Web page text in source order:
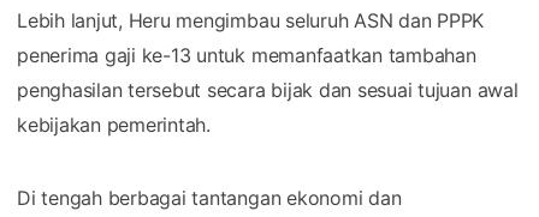
Lebih lanjut, Heru mengimbau seluruh ASN dan PPPK
penerima gaji ke-13 untuk memanfaatkan tambahan
penghasilan tersebut secara bijak dan sesuai tujuan awal
kebijakan pemerintah.
Di tengah berbagai tantangan ekonomi dan